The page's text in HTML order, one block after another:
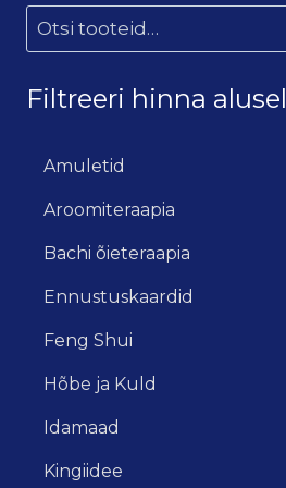
Filtreeri hinna alusel
Amuletid
Aroomiteraapia
Bachi õieteraapia
Ennustuskaardid
Feng Shui
Hõbe ja Kuld
Idamaad
Kingiidee